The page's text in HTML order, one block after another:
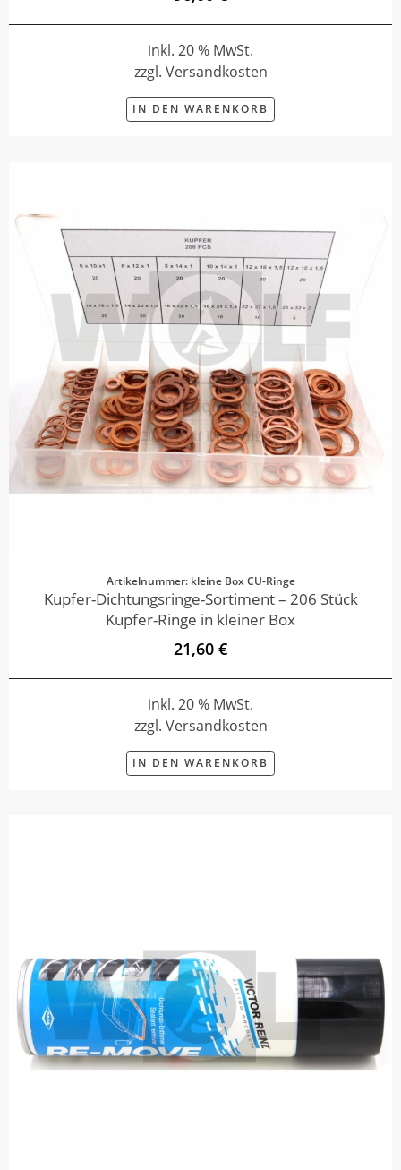
inkl. 20 % MwSt.
zzgl. Versandkosten
IN DEN WARENKORB
Artikelnummer: kleine Box CU-Ringe
Kupfer-Dichtungsringe-Sortiment – 206 Stück
Kupfer-Ringe in kleiner Box
21,60 €
inkl. 20 % MwSt.
zzgl. Versandkosten
IN DEN WARENKORB